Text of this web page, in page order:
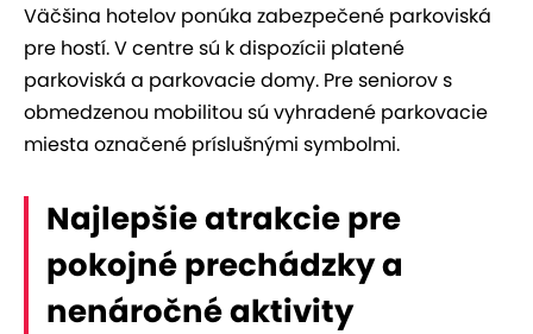
Väčšina hotelov ponúka zabezpečené parkoviská
pre hostí. V centre sú k dispozícii platené
parkoviská a parkovacie domy. Pre seniorov s
obmedzenou mobilitou sú vyhradené parkovacie
miesta označené príslušnými symbolmi.
Najlepšie atrakcie pre
pokojné prechádzky a
nenáročné aktivity